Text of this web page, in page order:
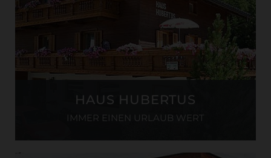
HAUS HUBERTUS
IMMER EINEN URLAUB WERT